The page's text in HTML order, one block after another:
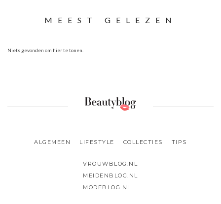
MEEST GELEZEN
Niets gevonden om hier te tonen.
ALGEMEEN LIFESTYLE COLLECTIES TIPS
VROUWBLOG.NL
MEIDENBLOG.NL
MODEBLOG.NL